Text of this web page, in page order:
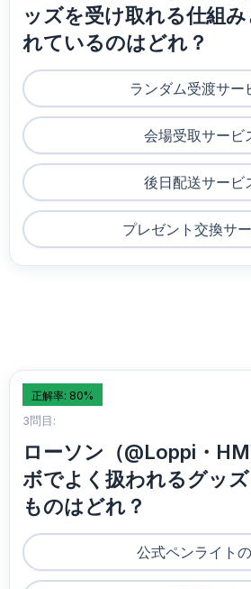
ッズを受け取れる仕組
れているのはどれ？
ランダム受渡サー
会場受取サービ
後日配送サービ
プレゼント交換サ
正解率: 80%
3問目:
ローソン（@Loppi・
ボでよく扱われるグッ
ものはどれ？
公式ペンライト